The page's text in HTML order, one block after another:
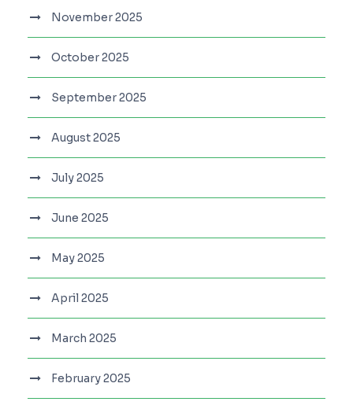
November 2025
October 2025
September 2025
August 2025
July 2025
June 2025
May 2025
April 2025
March 2025
February 2025